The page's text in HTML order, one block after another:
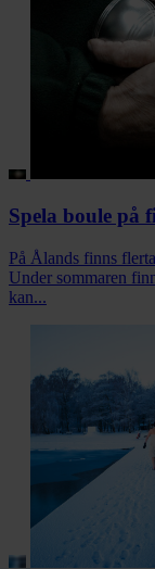
Spela boule på
På Ålands finns
Under sommaren
kan...